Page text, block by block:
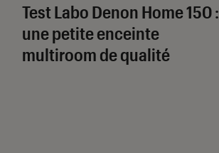
Test Labo Denon Home 150 :
une petite enceinte
multiroom de qualité